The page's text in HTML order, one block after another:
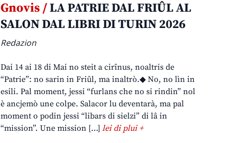
Gnovis /LA PATRIE DAL FRIÛL AL
SALON DAL LIBRI DI TURIN 2026
Redazion
Dai 14 ai 18 di Mai no steit a cirînus, noaltris de
“Patrie”: no sarin in Friûl, ma inaltrò.◆ No, no lìn in
esili. Pal moment, jessi “furlans che no si rindin” nol
è ancjemò une colpe. Salacor lu deventarà, ma pal
moment o podin jessi “libars di sielzi” di lâ in
“mission”. Une mission […]lei di plui +